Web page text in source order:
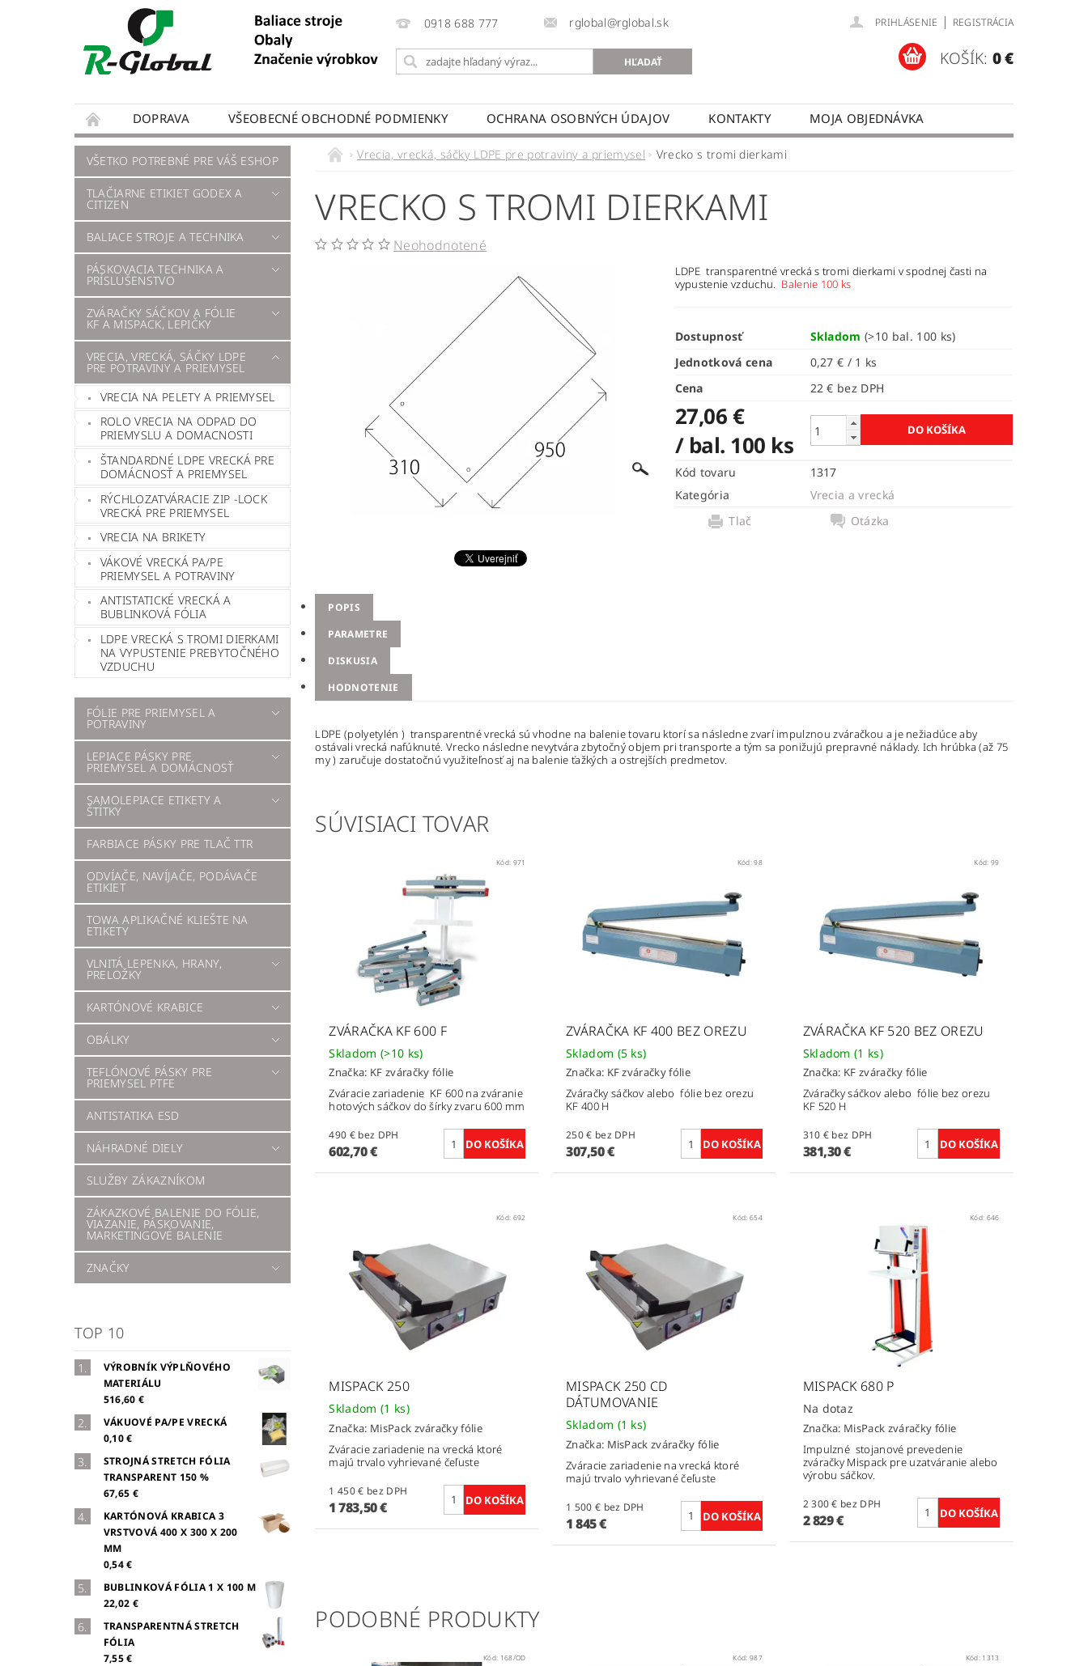
0918 688 777 rglobal@rglobal.sk PRIHLÁSENIE | REGISTRÁCIA
KOŠÍK: 0 €
DOPRAVA VŠEOBECNÉ OBCHODNÉ PODMIENKY OCHRANA OSOBNÝCH ÚDAJOV KONTAKTY MOJA OBJEDNÁVKA
VŠETKO POTREBNÉ PRE VÁŠ ESHOP
TLAČIARNE ETIKIET GODEX A
CITIZEN
BALIACE STROJE A TECHNIKA
PÁSKOVACIA TECHNIKA A
PRÍSLUŠENSTVO
ZVÁRAČKY SÁČKOV A FÓLIE
KF A MISPACK, LEPIČKY
VRECIA, VRECKÁ, SÁČKY LDPE
PRE POTRAVINY A PRIEMYSEL
VRECIA NA PELETY A PRIEMYSEL
ROLO VRECIA NA ODPAD DO
PRIEMYSLU A DOMACNOSTI
ŠTANDARDNÉ LDPE VRECKÁ PRE
DOMÁCNOSŤ A PRIEMYSEL
RÝCHLOZATVÁRACIE ZIP -LOCK
VRECKÁ PRE PRIEMYSEL
VRECIA NA BRIKETY
VÁKOVÉ VRECKÁ PA/PE
PRIEMYSEL A POTRAVINY
ANTISTATICKÉ VRECKÁ A
BUBLINKOVÁ FÓLIA
LDPE VRECKÁ S TROMI DIERKAMI
NA VYPUSTENIE PREBYTOČNÉHO
VZDUCHU
FÓLIE PRE PRIEMYSEL A
POTRAVINY
LEPIACE PÁSKY PRE
PRIEMYSEL A DOMÁCNOSŤ
SAMOLEPIACE ETIKETY A
ŠTÍTKY
FARBIACE PÁSKY PRE TLAČ TTR
ODVÍAČE, NAVÍJAČE, PODÁVAČE
ETIKIET
TOWA APLIKAČNÉ KLIEŠTE NA
ETIKETY
VLNITÁ LEPENKA, HRANY,
PRELOŽKY
KARTÓNOVÉ KRABICE
OBÁLKY
TEFLÓNOVÉ PÁSKY PRE
PRIEMYSEL PTFE
ANTISTATIKA ESD
NÁHRADNÉ DIELY
SLUŽBY ZÁKAZNÍKOM
ZÁKAZKOVÉ BALENIE DO FÓLIE,
VIAZANIE, PÁSKOVANIE,
MARKETINGOVÉ BALENIE
ZNAČKY
TOP 10
VÝROBNÍK VÝPLŇOVÉHO
MATERIÁLU
516,60 €
VÁKUOVÉ PA/PE VRECKÁ
0,10 €
STROJNÁ STRETCH FÓLIA
TRANSPARENT 150 %
67,65 €
KARTÓNOVÁ KRABICA 3
VRSTVOVÁ 400 X 300 X 200
MM
0,54 €
BUBLINKOVÁ FÓLIA 1 X 100 M
22,02 €
TRANSPARENTNÁ STRETCH
FÓLIA
7,55 €
Vrecia, vrecká, sáčky LDPE pre potraviny a priemysel Vrecko s tromi dierkami
VRECKO S TROMI DIERKAMI
Neohodnotené
LDPE transparentné vrecká s tromi dierkami v spodnej časti na
vypustenie vzduchu. Balenie 100 ks
Dostupnosť Skladom(>10 bal. 100 ks)
Jednotková cena
0,27 € / 1 ks
Cena
22 € bez DPH
27,06 €
/ bal. 100 ks
Kód tovaru
1317
Kategória
Vrecia a vrecká
Tlač
Otázka
POPIS
PARAMETRE
DISKUSIA
HODNOTENIE
LDPE (polyetylén ) transparentné vrecká sú vhodne na balenie tovaru ktorí sa následne zvarí impulznou zváračkou a je nežiadúce aby
ostávali vrecká nafúknuté. Vrecko následne nevytvára zbytočný objem pri transporte a tým sa ponižujú prepravné náklady. Ich hrúbka (až 75
my ) zaručuje dostatočnú využiteľnosť aj na balenie ťažkých a ostrejších predmetov.
SÚVISIACI TOVAR
Kód: 971
ZVÁRAČKA KF 600 F
Skladom (>10 ks)
Značka:
KF zváračky fólie
Zváracie zariadenie KF 600 na zváranie
hotových sáčkov do šírky zvaru 600 mm
490 € bez DPH
602,70 €
Kód:98
ZVÁRAČKA KF 400 BEZ OREZU
Skladom (5 ks)
Značka:
KF zváračky fólie
Zváračky sáčkov alebo fólie bez orezu
KF 400 H
250 € bez DPH
307,50 €
Kód: 99
ZVÁRAČKA KF 520 BEZ OREZU
Skladom(1 ks)
Značka:
KF zváračky fólie
Zváračky sáčkov alebo fólie bez orezu
KF 520 H
310 € bez DPH
381,30 €
Kód: 692
MISPACK 250
Skladom (1 ks)
Značka: MisPack zváračky fólie
Zváracie zariadenie na vrecká ktoré
majú trvalo vyhrievané čeľuste
1 450 € bez DPH
1 783,50 €
Kód:654
MISPACK 250 CD
DÁTUMOVANIE
Skladom (1 ks)
Značka: MisPack zváračky fólie
Zváracie zariadenie na vrecká ktoré
majú trvalo vyhrievané čeľuste
1 500 € bez DPH
1 845 €
Kód: 646
MISPACK 680 P
Na dotaz
Značka: MisPack zváračky fólie
Impulzné stojanové prevedenie
zváračky Mispack pre uzatváranie alebo
výrobu sáčkov.
2 300 € bez DPH
2 829 €
PODOBNÉ PRODUKTY
Kód: 168/OD Kód:987 Kód: 1313